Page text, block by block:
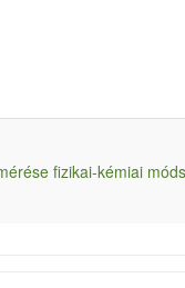
fizikai-kémiai